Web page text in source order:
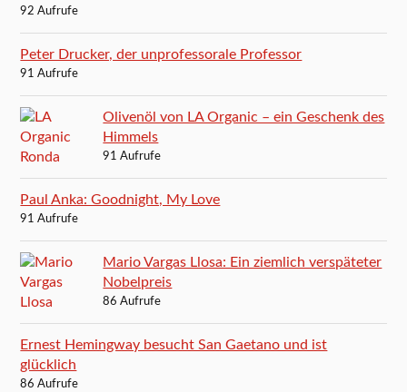
92 Aufrufe
Peter Drucker, der unprofessorale Professor
91 Aufrufe
Olivenöl von LA Organic – ein Geschenk des
Himmels
91 Aufrufe
Paul Anka: Goodnight, My Love
91 Aufrufe
Mario Vargas Llosa: Ein ziemlich verspäteter
Nobelpreis
86 Aufrufe
Ernest Hemingway besucht San Gaetano und ist
glücklich
86 Aufrufe